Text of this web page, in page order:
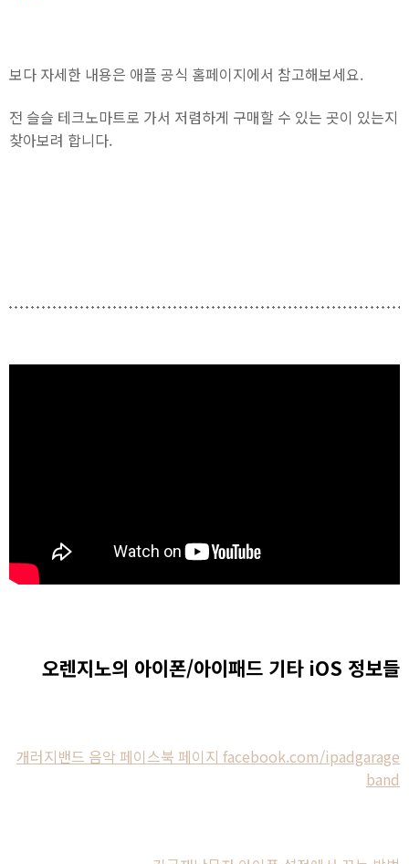
보다 자세한 내용은 애플 공식 홈페이지에서 참고해보세요.
전 슬슬 테크노마트로 가서 저렴하게 구매할 수 있는 곳이 있는지
찾아보려 합니다.
오렌지노의 아이폰/아이패드 기타 iOS 정보들
개러지밴드 음악 페이스북 페이지 facebook.com/ipadgarage
band